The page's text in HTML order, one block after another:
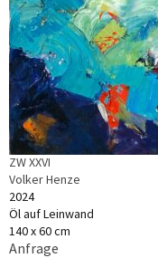
ZW XXVI
Volker Henze
2024
Öl auf Leinwand
140 x 60 cm
Anfrage